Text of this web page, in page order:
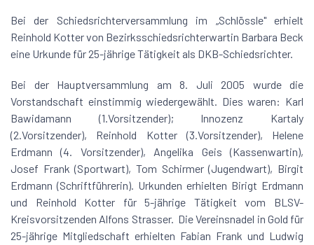
Bei der Schiedsrichterversammlung im „Schlössle" erhielt
Reinhold Kotter von Bezirksschiedsrichterwartin Barbara Beck
eine Urkunde für 25-jährige Tätigkeit als DKB-Schiedsrichter.
Bei der Hauptversammlung am 8. Juli 2005 wurde die
Vorstandschaft einstimmig wiedergewählt. Dies waren: Karl
Bawidamann (1.Vorsitzender); Innozenz Kartaly
(2.Vorsitzender), Reinhold Kotter (3.Vorsitzender), Helene
Erdmann (4. Vorsitzender), Angelika Geis (Kassenwartin),
Josef Frank (Sportwart), Tom Schirmer (Jugendwart), Birgit
Erdmann (Schriftführerin). Urkunden erhielten Birigt Erdmann
und Reinhold Kotter für 5-jährige Tätigkeit vom BLSV-
Kreisvorsitzenden Alfons Strasser. Die Vereinsnadel in Gold für
25-jährige Mitgliedschaft erhielten Fabian Frank und Ludwig